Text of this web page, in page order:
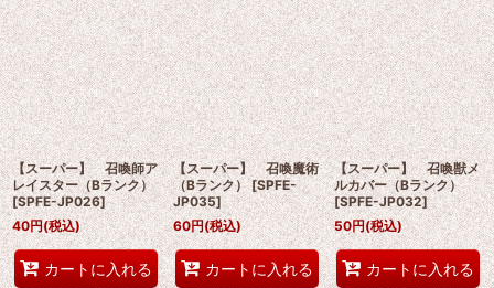
【スーパー】 召喚師ア
レイスター（Bランク）
[SPFE-JP026]
40円(税込)
カートに入れる
【スーパー】 召喚魔術
（Bランク） [SPFE-
JP035]
60円(税込)
カートに入れる
【スーパー】 召喚獣メ
ルカバー（Bランク）
[SPFE-JP032]
50円(税込)
カートに入れる